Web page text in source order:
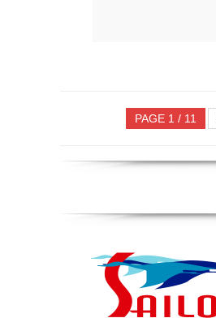
PAGE 1 / 11